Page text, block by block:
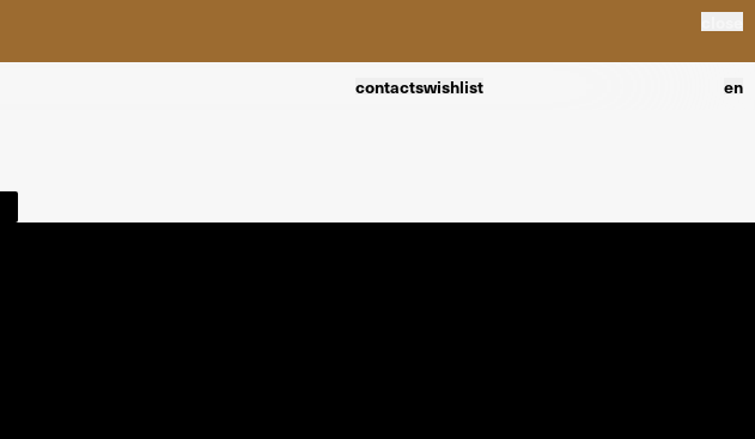
contactswishlist en